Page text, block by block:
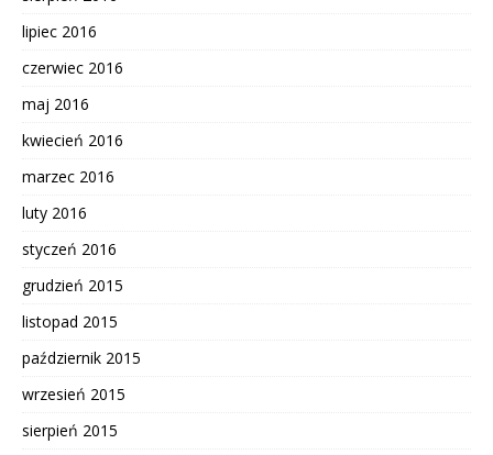
lipiec 2016
czerwiec 2016
maj 2016
kwiecień 2016
marzec 2016
luty 2016
styczeń 2016
grudzień 2015
listopad 2015
październik 2015
wrzesień 2015
sierpień 2015